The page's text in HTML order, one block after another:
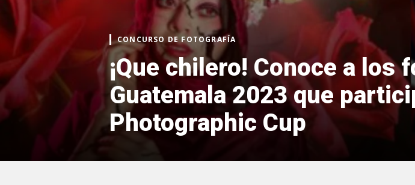
CONCURSO DE FOTOGRAFÍA
¡Que chilero! Conoce a los
Guatemala 2023 que
Photographic Cup